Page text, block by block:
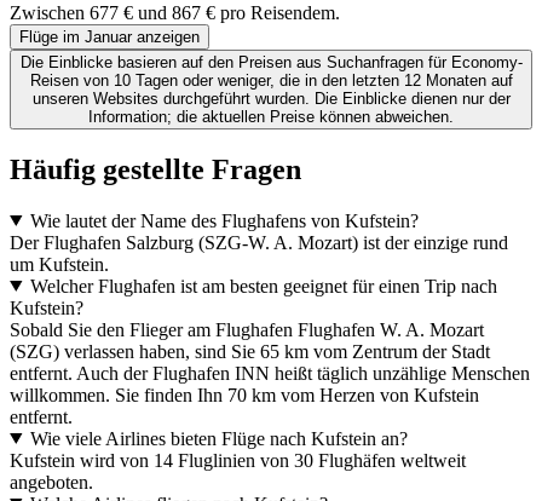
Zwischen 677 € und 867 € pro Reisendem.
Flüge im Januar anzeigen
Die Einblicke basieren auf den Preisen aus Suchanfragen für Economy-
Reisen von 10 Tagen oder weniger, die in den letzten 12 Monaten auf
unseren Websites durchgeführt wurden. Die Einblicke dienen nur der
Information; die aktuellen Preise können abweichen.
Häufig gestellte Fragen
Wie lautet der Name des Flughafens von Kufstein?
Der Flughafen Salzburg (SZG-W. A. Mozart) ist der einzige rund
um Kufstein.
Welcher Flughafen ist am besten geeignet für einen Trip nach
Kufstein?
Sobald Sie den Flieger am Flughafen Flughafen W. A. Mozart
(SZG) verlassen haben, sind Sie 65 km vom Zentrum der Stadt
entfernt. Auch der Flughafen INN heißt täglich unzählige Menschen
willkommen. Sie finden Ihn 70 km vom Herzen von Kufstein
entfernt.
Wie viele Airlines bieten Flüge nach Kufstein an?
Kufstein wird von 14 Fluglinien von 30 Flughäfen weltweit
angeboten.